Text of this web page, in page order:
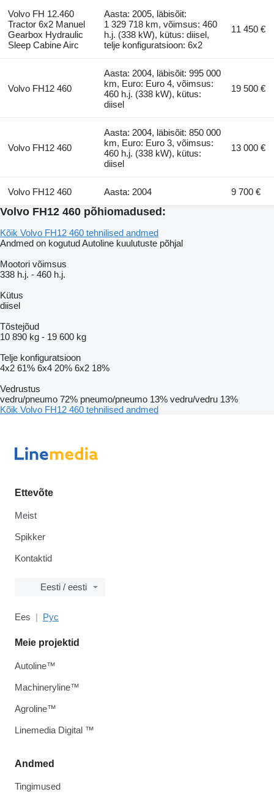
Volvo FH 12.460
Tractor 6x2 Manuel
Gearbox Hydraulic
Sleep Cabine Airc
Aasta: 2005, läbisõit:
1 329 718 km, võimsus: 460
h.j. (338 kW), kütus: diisel,
telje konfiguratsioon: 6x2
11 450 €
Volvo FH12 460
Aasta: 2004, läbisõit: 995 000
km, Euro: Euro 4, võimsus:
460 h.j. (338 kW), kütus:
diisel
19 500 €
Volvo FH12 460
Aasta: 2004, läbisõit: 850 000
km, Euro: Euro 3, võimsus:
460 h.j. (338 kW), kütus:
diisel
13 000 €
Volvo FH12 460 Aasta: 2004 9 700 €
Volvo FH12 460 põhiomadused:
Kõik Volvo FH12 460 tehnilised andmed
Andmed on kogutud Autoline kuulutuste põhjal
Mootori võimsus
338 h.j. - 460 h.j.
Kütus
diisel
Tõstejõud
10 890 kg - 19 600 kg
Telje konfiguratsioon
4x2 61% 6x4 20% 6x2 18%
Vedrustus
vedru/pneumo 72% pneumo/pneumo 13% vedru/vedru 13%
Kõik Volvo FH12 460 tehnilised andmed
Ettevõte
Meist
Spikker
Kontaktid
Eesti / eesti
Ees Рус
Andmed
Tingimused
Meie projektid
Autoline™
Machineryline™
Agroline™
Linemedia Digital ™